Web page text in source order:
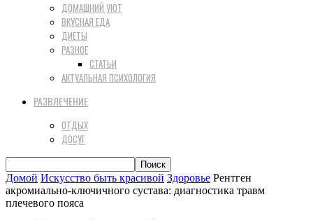
ДОМАШНИЙ УЮТ
ВКУСНАЯ ЕДА
ДИЕТЫ
РАЗНОЕ
СТАТЬИ
АКТУАЛЬНАЯ ПСИХОЛОГИЯ
РАЗВЛЕЧЕНИЕ
ОТДЫХ
ДОСУГ
Домой Искусство быть красивой Здоровье Рентген
акромиально-ключичного сустава: диагностика травм
плечевого пояса